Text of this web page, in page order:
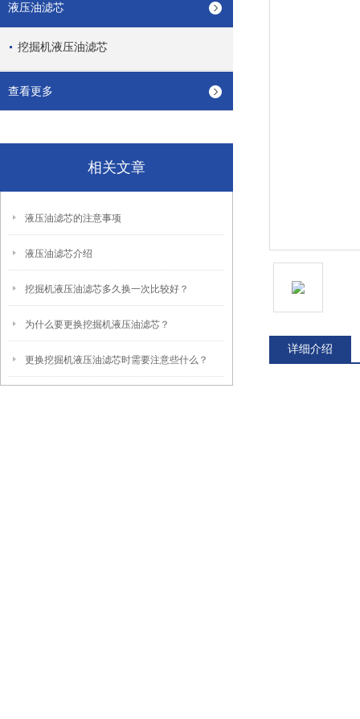
液压油滤芯
挖掘机液压油滤芯
查看更多
相关文章
液压油滤芯的注意事项
液压油滤芯介绍
挖掘机液压油滤芯多久换一次比较好？
为什么要更换挖掘机液压油滤芯？
更换挖掘机液压油滤芯时需要注意些什么？
详细介绍